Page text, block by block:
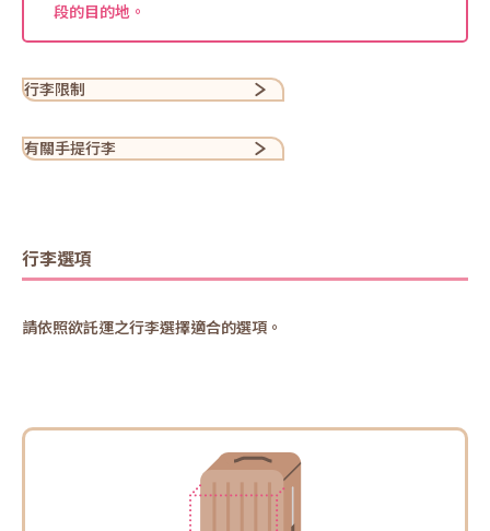
段的目的地。
行李限制
有關手提行李
行李選項
請依照欲託運之行李選擇適合的選項。